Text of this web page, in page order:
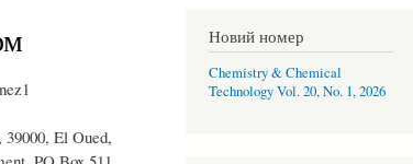
El Oued,
Новий номер
Chemistry & Chemical
Technology Vol. 20, No. 1, 2026